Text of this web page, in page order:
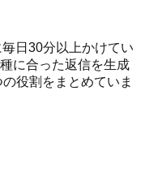
日30分以上かけてい
に合った返信を生成
役割をまとめていま